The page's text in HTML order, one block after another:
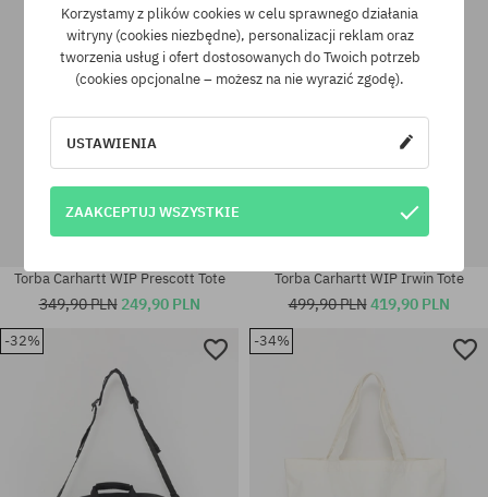
rozmiar uniwersalny rozmiar uniwersalny
rozmiar uniwersalny rozmiar uniwersalny
Torba Carhartt WIP Prescott Tote
349,90 PLN 249,90 PLN
Torba Carhartt WIP Irwin Tote
499,90 PLN419,90 PLN
-32% -34%
Korzystamy z plików cookies w celu sprawnego działania
witryny (cookies niezbędne), personalizacji reklam oraz
tworzenia usług i ofert dostosowanych do Twoich potrzeb
(cookies opcjonalne – możesz na nie wyrazić zgodę).
USTAWIENIA
ZAAKCEPTUJ WSZYSTKIE